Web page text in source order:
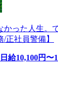
かった人生。
正社員警備】
日給10,100円〜